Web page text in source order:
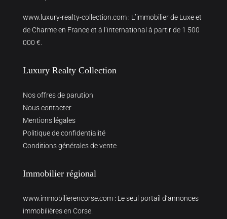
www.luxury-realty-collection.com : L’immobilier de Luxe et
de Charme en France et à l’international à partir de 1 500
000 €.
Luxury Realty Collection
Nos offres de parution
Nous contacter
Mentions légales
Politique de confidentialité
Conditions générales de vente
Immobilier régional
www.immobilierencorse.com : Le seul portail d’annonces
immobilières en Corse.